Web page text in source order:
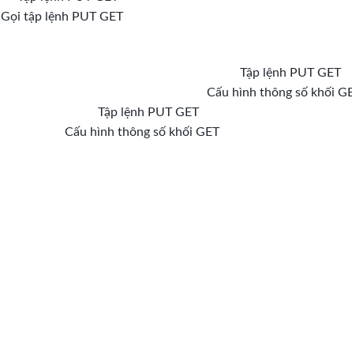
Gọi tập lệnh PUT GET
Cấu hình thông số khối
Cấu hình thông số khối GET